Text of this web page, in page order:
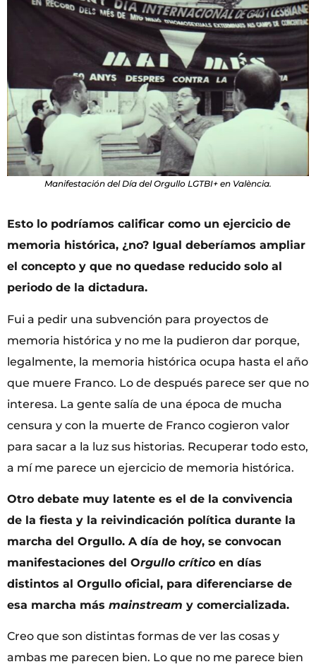
Manifestación del Día del Orgullo LGTBI+ en València.
Esto lo podríamos calificar como un ejercicio de
memoria histórica, ¿no? Igual deberíamos ampliar
el concepto y que no quedase reducido solo al
periodo de la dictadura.
Fui a pedir una subvención para proyectos de
memoria histórica y no me la pudieron dar porque,
legalmente, la memoria histórica ocupa hasta el año
que muere Franco. Lo de después parece ser que no
interesa. La gente salía de una época de mucha
censura y con la muerte de Franco cogieron valor
para sacar a la luz sus historias. Recuperar todo esto,
a mí me parece un ejercicio de memoria histórica.
Otro debate muy latente es el de la convivencia
de la fiesta y la reivindicación política durante la
marcha del Orgullo. A día de hoy, se convocan
manifestaciones del Orgullo crítico en días
distintos al Orgullo oficial, para diferenciarse de
esa marcha más mainstream y comercializada.
Creo que son distintas formas de ver las cosas y
ambas me parecen bien. Lo que no me parece bien